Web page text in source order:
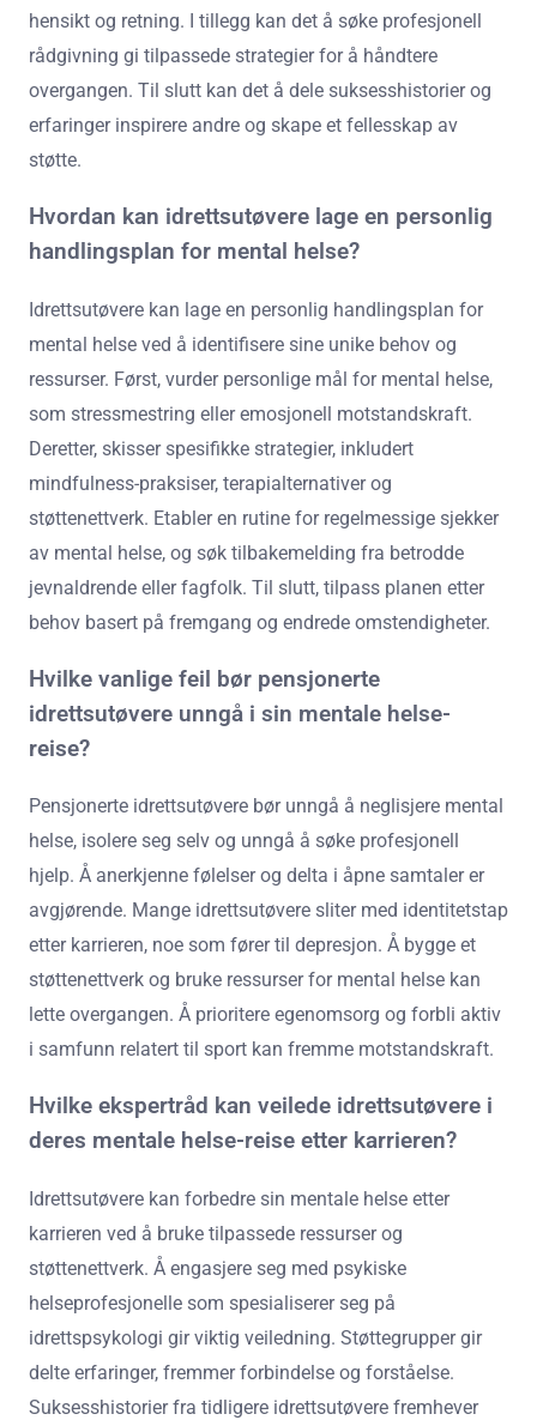
hensikt og retning. I tillegg kan det å søke profesjonell
rådgivning gi tilpassede strategier for å håndtere
overgangen. Til slutt kan det å dele suksesshistorier og
erfaringer inspirere andre og skape et fellesskap av
støtte.
Hvordan kan idrettsutøvere lage en personlig
handlingsplan for mental helse?
Idrettsutøvere kan lage en personlig handlingsplan for
mental helse ved å identifisere sine unike behov og
ressurser. Først, vurder personlige mål for mental helse,
som stressmestring eller emosjonell motstandskraft.
Deretter, skisser spesifikke strategier, inkludert
mindfulness-praksiser, terapialternativer og
støttenettverk. Etabler en rutine for regelmessige sjekker
av mental helse, og søk tilbakemelding fra betrodde
jevnaldrende eller fagfolk. Til slutt, tilpass planen etter
behov basert på fremgang og endrede omstendigheter.
Hvilke vanlige feil bør pensjonerte
idrettsutøvere unngå i sin mentale helse-
reise?
Pensjonerte idrettsutøvere bør unngå å neglisjere mental
helse, isolere seg selv og unngå å søke profesjonell
hjelp. Å anerkjenne følelser og delta i åpne samtaler er
avgjørende. Mange idrettsutøvere sliter med identitetstap
etter karrieren, noe som fører til depresjon. Å bygge et
støttenettverk og bruke ressurser for mental helse kan
lette overgangen. Å prioritere egenomsorg og forbli aktiv
i samfunn relatert til sport kan fremme motstandskraft.
Hvilke ekspertråd kan veilede idrettsutøvere i
deres mentale helse-reise etter karrieren?
Idrettsutøvere kan forbedre sin mentale helse etter
karrieren ved å bruke tilpassede ressurser og
støttenettverk. Å engasjere seg med psykiske
helseprofesjonelle som spesialiserer seg på
idrettspsykologi gir viktig veiledning. Støttegrupper gir
delte erfaringer, fremmer forbindelse og forståelse.
Suksesshistorier fra tidligere idrettsutøvere fremhever